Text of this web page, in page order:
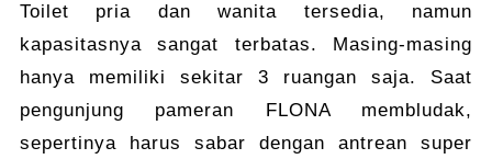
Toilet pria dan wanita tersedia, namun
kapasitasnya sangat terbatas. Masing-masing
hanya memiliki sekitar 3 ruangan saja. Saat
pengunjung pameran FLONA membludak,
sepertinya harus sabar dengan antrean super